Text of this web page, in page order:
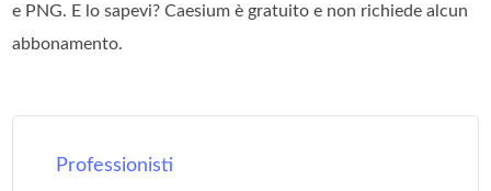
e PNG. E lo sapevi? Caesium è gratuito e non richiede alcun
abbonamento.
Professionisti